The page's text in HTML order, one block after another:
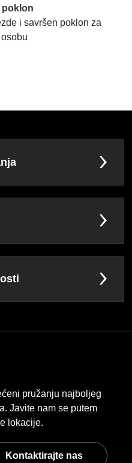
poklon
i savršen poklon za
pružanju najboljeg
Javite nam se putem
lokacije.
Kontaktirajte nas